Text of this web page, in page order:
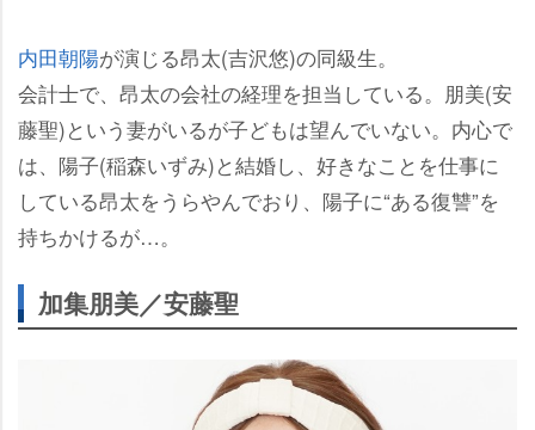
内田朝陽が演じる昂太(吉沢悠)の同級生。
会計士で、昂太の会社の経理を担当している。朋美(安
藤聖)という妻がいるが子どもは望んでいない。内心で
は、陽子(稲森いずみ)と結婚し、好きなことを仕事に
している昂太をうらやんでおり、陽子に“ある復讐”を
持ちかけるが…。
加集朋美／安藤聖